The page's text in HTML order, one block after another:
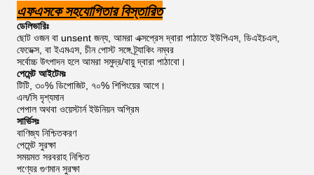
এফএসকে সহযোগিতার বিস্তারিত
ডেলিভারিঃ
ছোট ওজন বা unsent জন্য, আমরা এক্সপ্রেস দ্বারা পাঠাতে ইউপিএস, ডিএইচএল,
ফেডেক্স, বা ইএমএস, চীন পোস্ট সঙ্গে ট্র্যাকিং নম্বর
সর্বোচ্চ উৎপাদন হলে আমরা সমুদ্র/বায়ু দ্বারা পাঠাবো।
পেমেন্ট আইটেমঃ
টিটি, ৩০% ডিপোজিট, ৭০% শিপিংয়ের আগে।
এল/সি দৃশ্যমান
পেপাল অথবা ওয়েস্টার্ন ইউনিয়ন অগ্রিম
সার্ভিসঃ
বাণিজ্য নিশ্চিতকরণ
পেমেন্ট সুরক্ষা
সময়মত সরবরাহ নিশ্চিত
পণ্যের গুণমান সুরক্ষা